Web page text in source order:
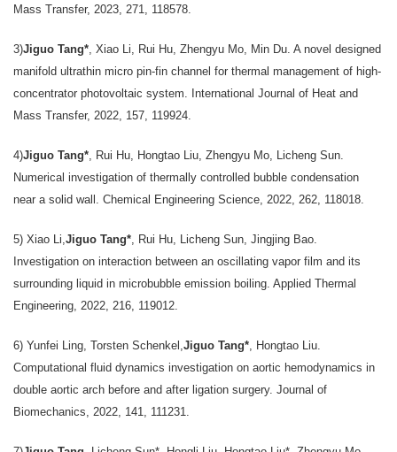
Mass Transfer, 2023, 271, 118578.
3)Jiguo Tang* , Xiao Li, Rui Hu, Zhengyu Mo, Min Du. A novel designed
manifold ultrathin micro pin-fin channel for thermal management of high-
concentrator photovoltaic system. International Journal of Heat and
Mass Transfer, 2022, 157, 119924.
4)Jiguo Tang* , Rui Hu, Hongtao Liu, Zhengyu Mo, Licheng Sun.
Numerical investigation of thermally controlled bubble condensation
near a solid wall. Chemical Engineering Science, 2022, 262, 118018.
5) Xiao Li, Jiguo Tang* , Rui Hu, Licheng Sun, Jingjing Bao.
Investigation on interaction between an oscillating vapor film and its
surrounding liquid in microbubble emission boiling. Applied Thermal
Engineering, 2022, 216, 119012.
6) Yunfei Ling, Torsten Schenkel, Jiguo Tang* , Hongtao Liu.
Computational fluid dynamics investigation on aortic hemodynamics in
double aortic arch before and after ligation surgery. Journal of
Biomechanics, 2022, 141, 111231.